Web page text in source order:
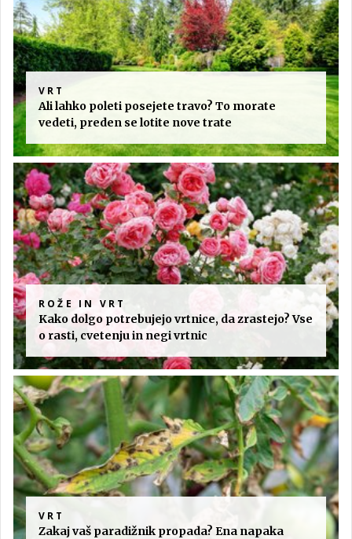
VRT
Ali lahko poleti posejete travo? To morate
vedeti, preden se lotite nove trate
ROŽE IN VRT
Kako dolgo potrebujejo vrtnice, da zrastejo? Vse
o rasti, cvetenju in negi vrtnic
VRT
Zakaj vaš paradižnik propada? Ena napaka